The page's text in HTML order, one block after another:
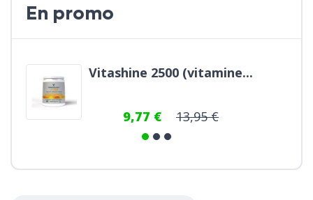
En promo
2500 (vitamine...
9,77 € 13,95 €
Coconut